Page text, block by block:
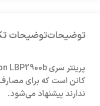
توضیحاتتوضیحات
کانن است که برای
ندارند پیشنهاد می‌شود.